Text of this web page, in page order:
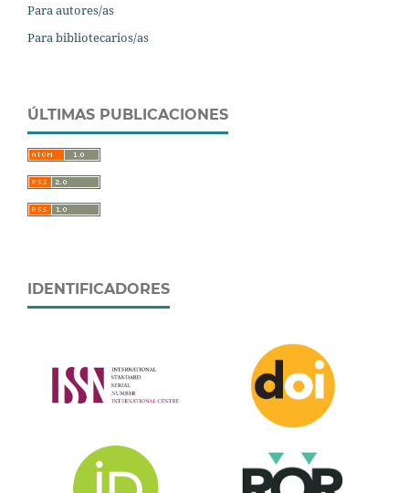
Para autores/as
Para bibliotecarios/as
ÚLTIMAS PUBLICACIONES
IDENTIFICADORES